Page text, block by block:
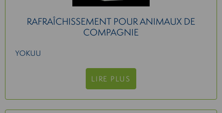
RAFRAÎCHISSEMENT POUR ANIMAUX DE
COMPAGNIE
YOKUU
LIRE PLUS